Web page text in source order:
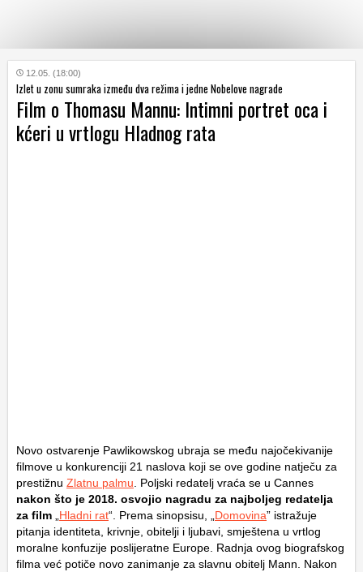
KATEGORIJE
HRVATSKI
WEB
12.05. (18:00)
Izlet u zonu sumraka između dva režima i jedne Nobelove nagrade
Film o Thomasu Mannu: Intimni portret oca i
kćeri u vrtlogu Hladnog rata
Novo ostvarenje Pawlikowskog ubraja se među najočekivanije
filmove u konkurenciji 21 naslova koji se ove godine natječu za
prestižnu Zlatnu palmu . Poljski redatelj vraća se u Cannes
nakon što je 2018. osvojio nagradu za najboljeg redatelja
za film
Hladni rat“. Prema sinopsisu, „ Domovina” istražuje
pitanja identiteta, krivnje, obitelji i ljubavi, smještena u vrtlog
moralne konfuzije poslijeratne Europe. Radnja ovog biografskog
filma već potiče novo zanimanje za slavnu obitelj Mann. Nakon